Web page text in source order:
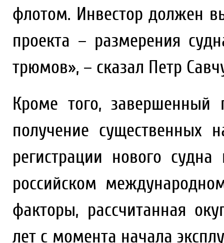
флотом. Инвестор должен
проекта – размерения
трюмов», – сказал Петр
Кроме того, завершенный
получение существенных
регистрации нового
российском
факторы, рассчитанная
лет с момента начала